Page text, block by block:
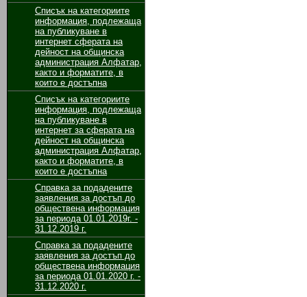
Списък на категориите
информация, подлежаща
на публикуване в
интернет сферата на
дейност на общинска
администрация Алфатар,
както и форматите, в
които е достъпна
Списък на категориите
информация, подлежаща
на публикуване в
интернет за сферата на
дейност на общинска
администрация Алфатар,
както и форматите, в
които е достъпна
Cправка за подадените
заявления за достъп до
обществена информация
за периода 01.01.2019г. -
31.12.2019 г.
Справка за подадените
заявления за достъп до
обществена информация
за периода 01.01.2020 г. -
31.12.2020 г.